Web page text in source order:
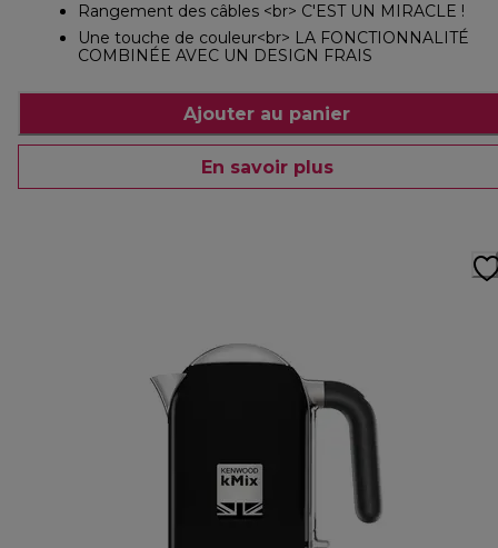
Rangement des câbles <br> C'EST UN MIRACLE !
Une touche de couleur<br> LA FONCTIONNALITÉ
COMBINÉE AVEC UN DESIGN FRAIS
Ajouter au panier
En savoir plus